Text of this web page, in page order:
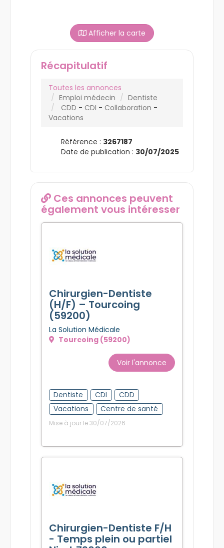
Afficher la carte
Récapitulatif
Toutes les annonces
Emploi médecin
Dentiste
CDD - CDI - Collaboration -
Vacations
Référence : 3267187
Date de publication : 30/07/2025
Ces annonces peuvent
également vous intéresser
Chirurgien-Dentiste
(H/F) – Tourcoing
(59200)
La Solution Médicale
Tourcoing (59200)
Voir l'annonce
Dentiste CDI
CDD
Vacations
Centre de santé
Mise à jour le 30/07/2026
Chirurgien-Dentiste F/H
- Temps plein ou partiel